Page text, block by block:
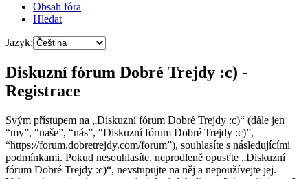
Obsah fóra
Hledat
Jazyk:
Diskuzní fórum Dobré Trejdy :c) -
Registrace
Svým přístupem na „Diskuzní fórum Dobré Trejdy :c)“ (dále jen
“my”, “naše”, “nás”, “Diskuzní fórum Dobré Trejdy :c)”,
“https://forum.dobretrejdy.com/forum”), souhlasíte s následujícími
podmínkami. Pokud nesouhlasíte, neprodleně opusťte „Diskuzní
fórum Dobré Trejdy :c)“, nevstupujte na něj a nepoužívejte jej.